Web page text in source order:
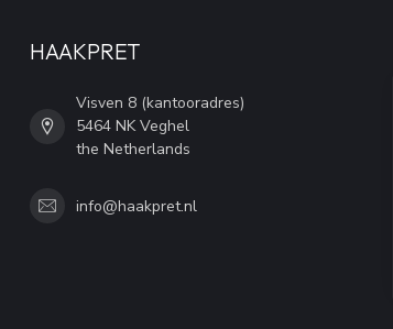
HAAKPRET
Visven 8 (kantooradres)
5464 NK Veghel
the Netherlands
info@haakpret.nl